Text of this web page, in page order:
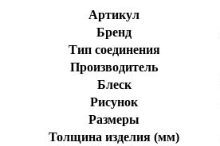
Артикул
Бренд
Тип соединения
Производитель
Блеск
Рисунок
Размеры
Толщина изделия (мм)